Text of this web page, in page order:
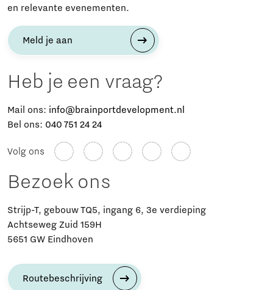
en relevante evenementen.
Meld je aan
Heb je een vraag?
Mail ons: info@brainportdevelopment.nl
Bel ons: 040 751 24 24
Volg ons
Bezoek ons
Strijp-T, gebouw TQ5, ingang 6, 3e verdieping
Achtseweg Zuid 159H
5651 GW Eindhoven
Routebeschrijving